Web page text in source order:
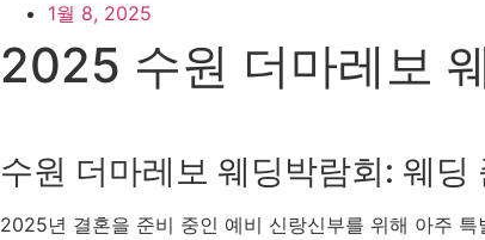
1월 8, 2025
2025 수원 더마레보
수원 더마레보 웨딩박람회: 웨
2025년 결혼을 준비 중인 예비 신랑신부를 위해 아주 특